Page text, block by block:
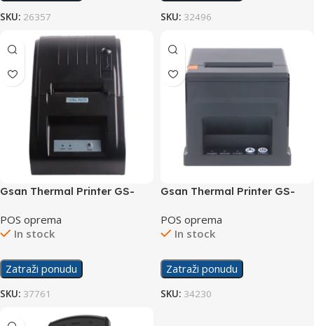
SKU: 26357 SKU: 32496
Gsan Thermal Printer GS-
POS oprema
In stock
Zatraži ponudu
SKU: 37761
Gsan Thermal Printer GS-
POS oprema
In stock
Zatraži ponudu
SKU: 34230